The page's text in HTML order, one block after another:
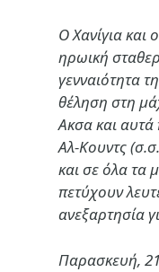
Ο Χανίγια
ηρωική
γενναιότητα
θέληση στη
Ακσα και
Αλ-Κουντς
και σε όλα τα
πετύχουν
ανεξαρτησία
Παρασκευή,